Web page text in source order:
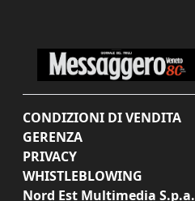
CONDIZIONI DI VENDITA
GERENZA
PRIVACY
WHISTLEBLOWING
Nord Est Multimedia S.p.a.